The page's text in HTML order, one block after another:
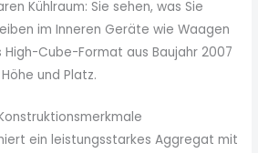
Kühlraum: Sie sehen, was Sie
im Inneren Geräte wie Waagen
High-Cube-Format aus Baujahr 2007
und Platz.
ein leistungsstarkes Aggregat mit